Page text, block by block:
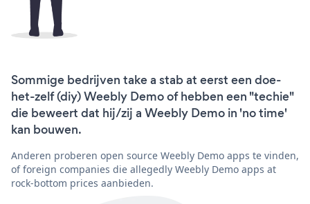
Sommige bedrijven take a stab at eerst een doe-
het-zelf (diy) Weebly Demo of hebben een "techie"
die beweert dat hij/zij a Weebly Demo in 'no time'
kan bouwen.
Anderen proberen open source Weebly Demo apps te vinden,
of foreign companies die allegedly Weebly Demo apps at
rock-bottom prices aanbieden.